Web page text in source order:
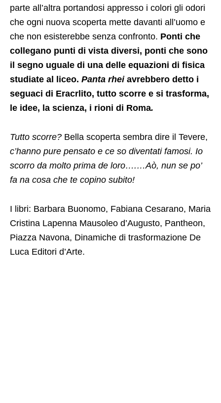
parte all’altra portandosi appresso i colori gli odori
che ogni nuova scoperta mette davanti all’uomo e
che non esisterebbe senza confronto. Ponti che
collegano punti di vista diversi, ponti che sono
il segno uguale di una delle equazioni di fisica
studiate al liceo. Panta rhei avrebbero detto i
seguaci di Eracrlito, tutto scorre e si trasforma,
le idee, la scienza, i rioni di Roma.
Tutto scorre? Bella scoperta sembra dire il Tevere,
c’hanno pure pensato e ce so diventati famosi. Io
scorro da molto prima de loro….…Aò, nun se po’
fa na cosa che te copino subito!
I libri: Barbara Buonomo, Fabiana Cesarano, Maria
Cristina Lapenna Mausoleo d’Augusto, Pantheon,
Piazza Navona, Dinamiche di trasformazione De
Luca Editori d’Arte.